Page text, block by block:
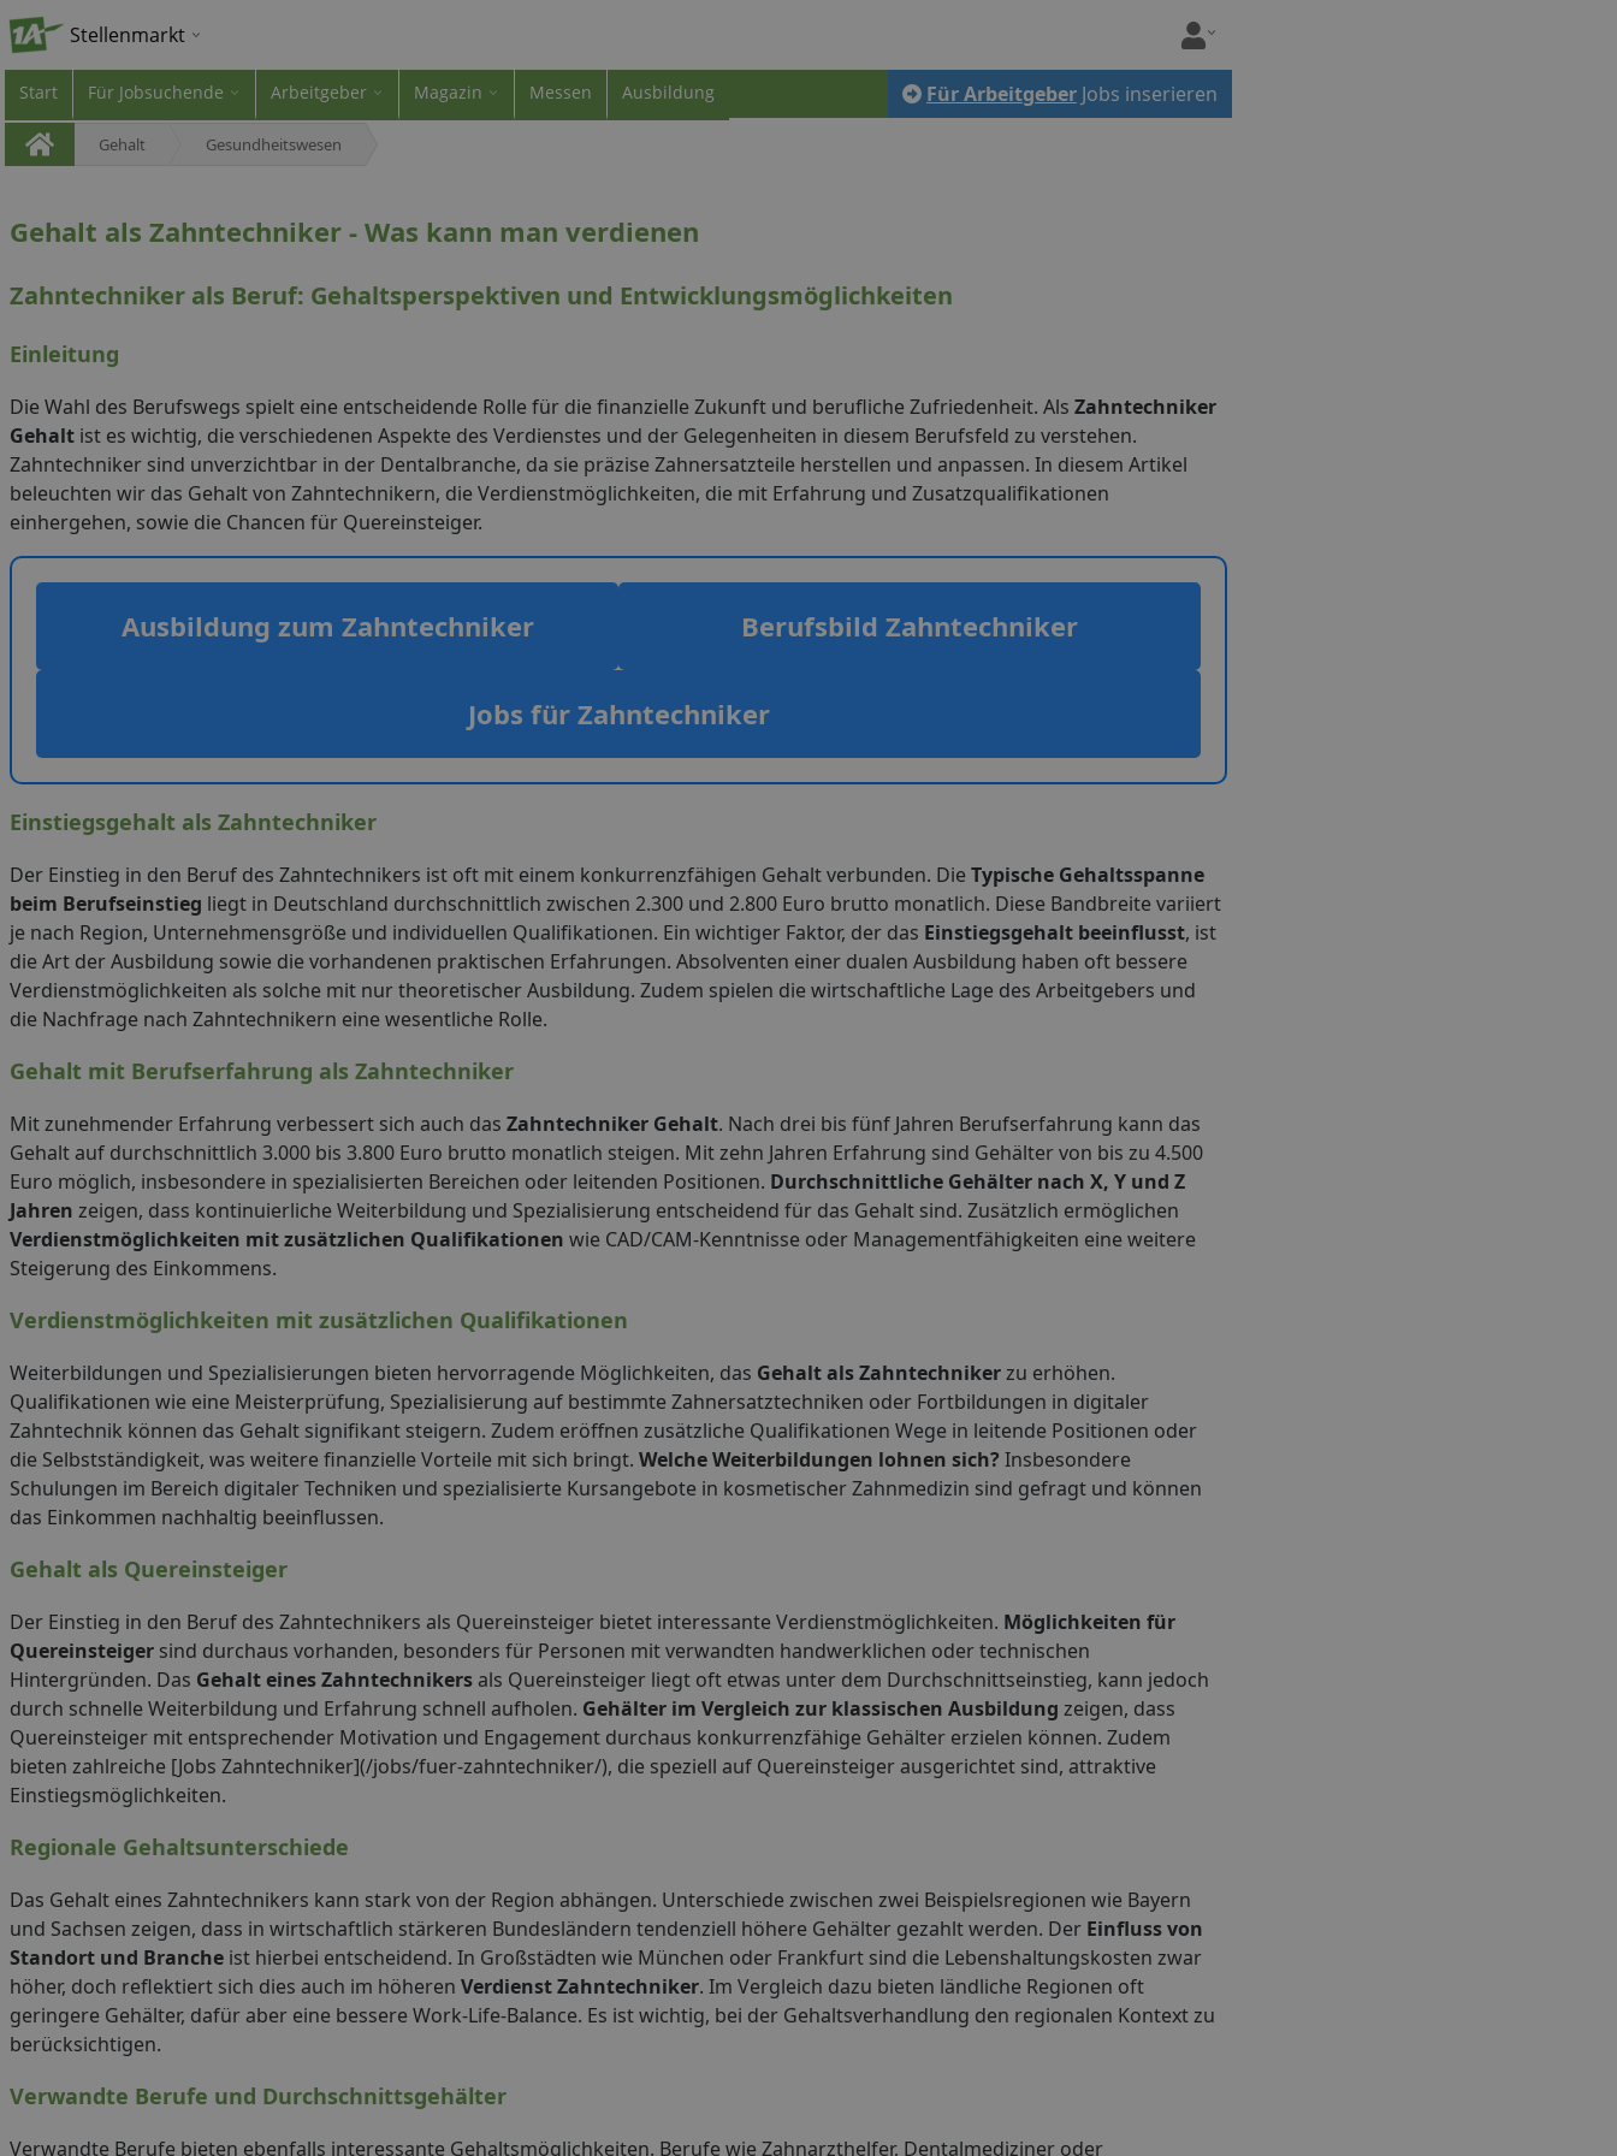
Stellenmarkt
Start Für Jobsuchende Arbeitgeber Magazin Messen Ausbildung Für Arbeitgeber Jobs inserieren
Gehalt Gesundheitswesen
Gehalt als Zahntechniker - Was kann man verdienen
Zahntechniker als Beruf: Gehaltsperspektiven und Entwicklungsmöglichkeiten
Einleitung
Die Wahl des Berufswegs spielt eine entscheidende Rolle für die finanzielle Zukunft und berufliche Zufriedenheit. Als Zahntechniker
Gehalt ist es wichtig, die verschiedenen Aspekte des Verdienstes und der Gelegenheiten in diesem Berufsfeld zu verstehen.
Zahntechniker sind unverzichtbar in der Dentalbranche, da sie präzise Zahnersatzteile herstellen und anpassen. In diesem Artikel
beleuchten wir das Gehalt von Zahntechnikern, die Verdienstmöglichkeiten, die mit Erfahrung und Zusatzqualifikationen
einhergehen, sowie die Chancen für Quereinsteiger.
Ausbildung zum Zahntechniker Berufsbild Zahntechniker
Jobs für Zahntechniker
Einstiegsgehalt als Zahntechniker
Der Einstieg in den Beruf des Zahntechnikers ist oft mit einem konkurrenzfähigen Gehalt verbunden. Die Typische Gehaltsspanne
beim Berufseinstieg liegt in Deutschland durchschnittlich zwischen 2.300 und 2.800 Euro brutto monatlich. Diese Bandbreite variiert
je nach Region, Unternehmensgröße und individuellen Qualifikationen. Ein wichtiger Faktor, der das Einstiegsgehalt beeinflusst, ist
die Art der Ausbildung sowie die vorhandenen praktischen Erfahrungen. Absolventen einer dualen Ausbildung haben oft bessere
Verdienstmöglichkeiten als solche mit nur theoretischer Ausbildung. Zudem spielen die wirtschaftliche Lage des Arbeitgebers und
die Nachfrage nach Zahntechnikern eine wesentliche Rolle.
Gehalt mit Berufserfahrung als Zahntechniker
Mit zunehmender Erfahrung verbessert sich auch das Zahntechniker Gehalt. Nach drei bis fünf Jahren Berufserfahrung kann das
Gehalt auf durchschnittlich 3.000 bis 3.800 Euro brutto monatlich steigen. Mit zehn Jahren Erfahrung sind Gehälter von bis zu 4.500
Euro möglich, insbesondere in spezialisierten Bereichen oder leitenden Positionen. Durchschnittliche Gehälter nach X, Y und Z
Jahren zeigen, dass kontinuierliche Weiterbildung und Spezialisierung entscheidend für das Gehalt sind. Zusätzlich ermöglichen
Verdienstmöglichkeiten mit zusätzlichen Qualifikationen wie CAD/CAM-Kenntnisse oder Managementfähigkeiten eine weitere
Steigerung des Einkommens.
Verdienstmöglichkeiten mit zusätzlichen Qualifikationen
Weiterbildungen und Spezialisierungen bieten hervorragende Möglichkeiten, das Gehalt als Zahntechnikerzu erhöhen.
Qualifikationen wie eine Meisterprüfung, Spezialisierung auf bestimmte Zahnersatztechniken oder Fortbildungen in digitaler
Zahntechnik können das Gehalt signifikant steigern. Zudem eröffnen zusätzliche Qualifikationen Wege in leitende Positionen oder
die Selbstständigkeit, was weitere finanzielle Vorteile mit sich bringt. Welche Weiterbildungen lohnen sich? Insbesondere
Schulungen im Bereich digitaler Techniken und spezialisierte Kursangebote in kosmetischer Zahnmedizin sind gefragt und können
das Einkommen nachhaltig beeinflussen.
Gehalt als Quereinsteiger
Der Einstieg in den Beruf des Zahntechnikers als Quereinsteiger bietet interessante Verdienstmöglichkeiten. Möglichkeiten für
Quereinsteiger sind durchaus vorhanden, besonders für Personen mit verwandten handwerklichen oder technischen
Hintergründen. Das Gehalt eines Zahntechnikersals Quereinsteiger liegt oft etwas unter dem Durchschnittseinstieg, kann jedoch
durch schnelle Weiterbildung und Erfahrung schnell aufholen. Gehälter im Vergleich zur klassischen Ausbildung zeigen, dass
Quereinsteiger mit entsprechender Motivation und Engagement durchaus konkurrenzfähige Gehälter erzielen können. Zudem
bieten zahlreiche [Jobs Zahntechniker](/jobs/fuer-zahntechniker/), die speziell auf Quereinsteiger ausgerichtet sind, attraktive
Einstiegsmöglichkeiten.
Regionale Gehaltsunterschiede
Das Gehalt eines Zahntechnikers kann stark von der Region abhängen. Unterschiede zwischen zwei Beispielsregionen wie Bayern
und Sachsen zeigen, dass in wirtschaftlich stärkeren Bundesländern tendenziell höhere Gehälter gezahlt werden. Der Einfluss von
Standort und Branche ist hierbei entscheidend. In Großstädten wie München oder Frankfurt sind die Lebenshaltungskosten zwar
höher, doch reflektiert sich dies auch im höheren Verdienst Zahntechniker. Im Vergleich dazu bieten ländliche Regionen oft
geringere Gehälter, dafür aber eine bessere Work-Life-Balance. Es ist wichtig, bei der Gehaltsverhandlung den regionalen Kontext zu
berücksichtigen.
Verwandte Berufe und Durchschnittsgehälter
Verwandte Berufe bieten ebenfalls interessante Gehaltsmöglichkeiten. Berufe wie Zahnarzthelfer, Dentalmediziner oder